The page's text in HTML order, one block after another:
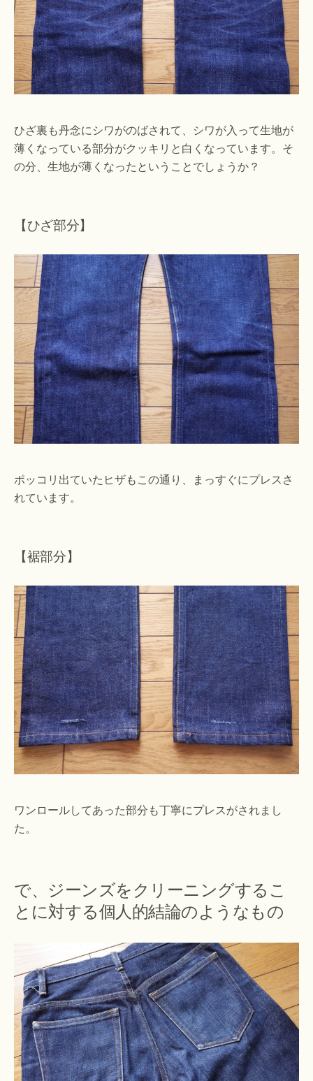
ひざ裏も丹念にシワがのばされて、シワが入って生地が
薄くなっている部分がクッキリと白くなっています。そ
の分、生地が薄くなったということでしょうか？
【ひざ部分】
ポッコリ出ていたヒザもこの通り、まっすぐにプレスさ
れています。
【裾部分】
ワンロールしてあった部分も丁寧にプレスがされまし
た。
で、ジーンズをクリーニングするこ
とに対する個人的結論のようなもの